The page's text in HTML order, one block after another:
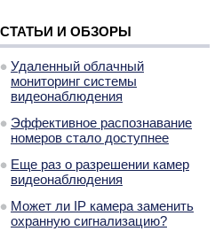
СТАТЬИ И ОБЗОРЫ
Удаленный облачный
мониторинг системы
видеонаблюдения
Эффективное распознавание
номеров стало доступнее
Еще раз о разрешении камер
видеонаблюдения
Может ли IP камера заменить
охранную сигнализацию?